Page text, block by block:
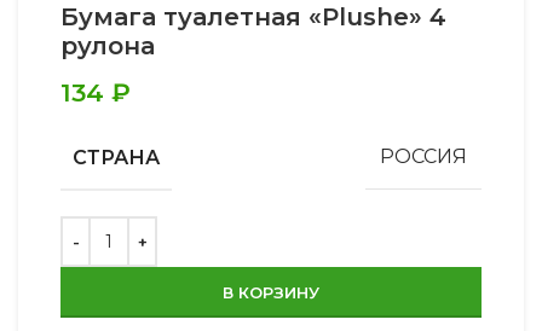
Бумага туалетная «Plushe» 4
рулона
134 ₽
СТРАНА РОССИЯ
В КОРЗИНУ